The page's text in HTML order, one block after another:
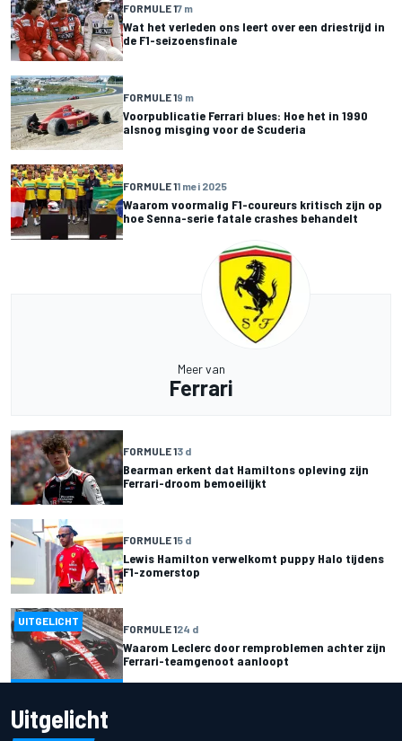
FORMULE 17 m
Wat het verleden ons leert over een driestrijd in
de F1-seizoensfinale
FORMULE 19 m
Voorpublicatie Ferrari blues: Hoe het in 1990
alsnog misging voor de Scuderia
FORMULE 11 mei 2025
Waarom voormalig F1-coureurs kritisch zijn op
hoe Senna-serie fatale crashes behandelt
Meer van
Ferrari
FORMULE 13 d
Bearman erkent dat Hamiltons opleving zijn
Ferrari-droom bemoeilijkt
FORMULE 15 d
Lewis Hamilton verwelkomt puppy Halo tijdens
F1-zomerstop
UITGELICHT
FORMULE 124 d
Waarom Leclerc door remproblemen achter zijn
Ferrari-teamgenoot aanloopt
Uitgelicht